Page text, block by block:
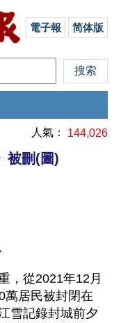
電子報 简体版
人氣： 144,026
被刪(圖)
，從2021年12月
萬居民被封閉在
雪記錄封城前夕